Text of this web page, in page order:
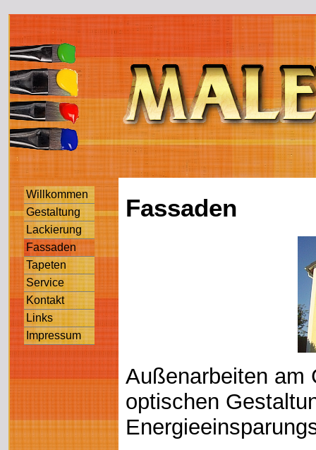
Willkommen
Gestaltung
Lackierung
Fassaden
Tapeten
Service
Kontakt
Links
Impressum
Fassaden
Außenarbeiten am
optischen